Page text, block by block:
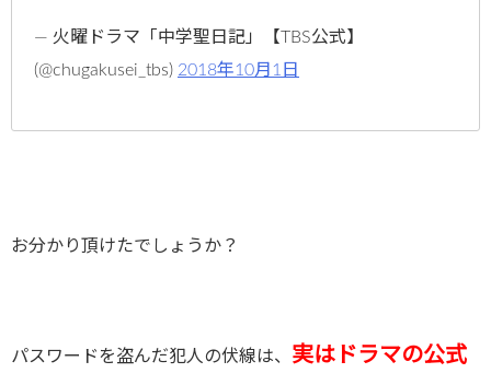
— 火曜ドラマ「中学聖日記」【TBS公式】
(@chugakusei_tbs) 2018年10月1日
お分かり頂けたでしょうか？
パスワードを盗んだ犯人の伏線は、 実はドラマの公式